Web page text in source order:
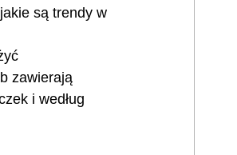
są trendy w
zawierają
i według